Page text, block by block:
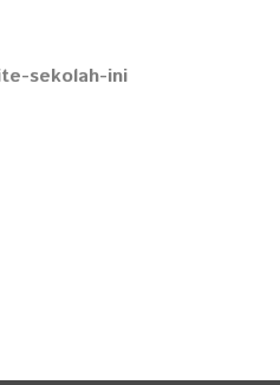
sekolah-ini